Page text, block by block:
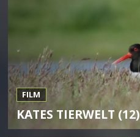
FILM
KATES TIERWELT (12)